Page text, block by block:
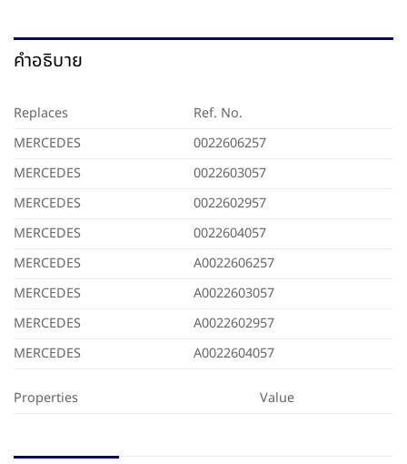
คำอธิบาย
Replaces
Ref. No.
MERCEDES
0022606257
MERCEDES
0022603057
MERCEDES
0022602957
MERCEDES
0022604057
MERCEDES
A0022606257
MERCEDES
A0022603057
MERCEDES
A0022602957
MERCEDES
A0022604057
Properties Value